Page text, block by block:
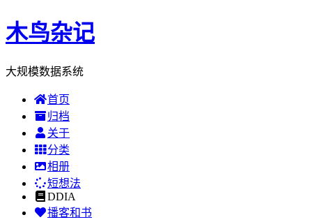
木鸟杂记
大规模数据系统
首页
归档
关于
分类
相册
短想法
DDIA
播客和书